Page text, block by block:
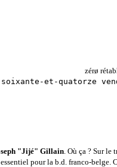
zérø
et-quatorze
"Jijé" Gillain. Où ça ? Sur le
pour la b.d. franco-